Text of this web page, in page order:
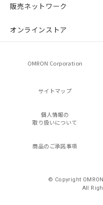
販売ネットワーク
オンラインストア
OMRON Corporation
サイトマップ
個人情報の
取り扱いについて
商品のご承諾事項
© Copyright
All